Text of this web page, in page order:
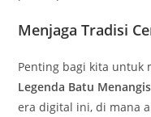
Menjaga Tradisi
Penting bagi kita untuk
Legenda Batu Menangis
era digital ini, di mana